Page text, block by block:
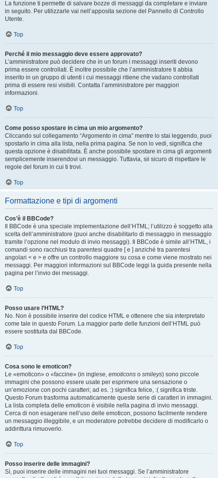
La funzione ti permette di salvare bozze di messaggi da completare e inviare
in seguito. Per utilizzarle vai nell’apposita sezione del Pannello di Controllo
Utente.
Top
Perché il mio messaggio deve essere approvato?
L’amministratore può decidere che in un forum i messaggi inseriti devono
prima essere controllati. È inoltre possibile che l’amministratore ti abbia
inserito in un gruppo di utenti i cui messaggi ritiene che vadano controllati
prima di essere resi visibili. Contatta l’amministratore per maggiori
informazioni.
Top
Come posso spostare in cima un mio argomento?
Cliccando sul collegamento “Argomento in cima” mentre lo stai leggendo, puoi
spostarlo in cima alla lista, nella prima pagina. Se non lo vedi, significa che
questa opzione è disabilitata. È anche possibile spostare in cima gli argomenti
semplicemente inserendovi un messaggio. Tuttavia, sii sicuro di rispettare le
regole del forum in cui ti trovi.
Top
Formattazione e tipi di argomenti
Cos’è il BBCode?
Il BBCode è una speciale implementazione dell’HTML; l’utilizzo è soggetto alla
scelta dell’amministratore (puoi anche disabilitarlo di messaggio in messaggio
tramite l’opzione nel modulo di invio messaggi). Il BBCode è simile all’HTML, i
comandi sono racchiusi tra parentesi quadre [ e ] anziché tra parentesi
angolari < e > e offre un controllo maggiore su cosa e come viene mostrato nei
messaggi. Per maggiori informazioni sul BBCode leggi la guida presente nella
pagina per l’invio dei messaggi.
Top
Posso usare l’HTML?
No. Non è possibile inserire del codice HTML e ottenere che sia interpretato
come tale in questo Forum. La maggior parte delle funzioni dell’HTML può
essere sostituita dal BBCode.
Top
Cosa sono le emoticon?
Le «emoticon» o «faccine» (in inglese, emoticons o smileys) sono piccole
immagini che possono essere usate per esprimere una sensazione o
un’emozione con pochi caratteri; ad es. :) significa felice, :( significa triste.
Questo Forum trasforma automaticamente queste serie di caratteri in immagini.
La lista completa delle emoticon è visibile nella pagina di invio messaggi.
Cerca di non esagerare nell’uso delle emoticon, possono facilmente rendere
un messaggio illeggibile, e un moderatore potrebbe decidere di modificarlo o
addirittura rimuoverlo.
Top
Posso inserire delle immagini?
Sì, puoi inserire delle immagini nei tuoi messaggi. Se l’amministratore